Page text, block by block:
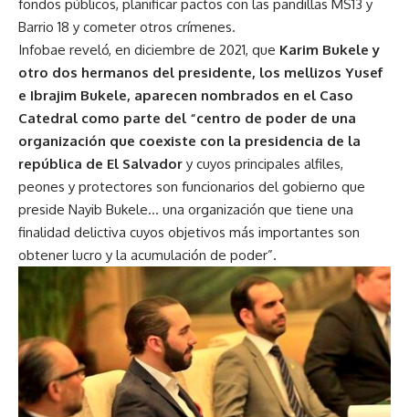
fondos públicos, planificar pactos con las pandillas MS13 y
Barrio 18 y cometer otros crímenes.
Infobae reveló, en diciembre de 2021, que Karim Bukele y
otro dos hermanos del presidente, los mellizos Yusef
e Ibrajim Bukele, aparecen nombrados en el Caso
Catedral como parte del “centro de poder de una
organización que coexiste con la presidencia de la
república de El Salvador y cuyos principales alfiles,
peones y protectores son funcionarios del gobierno que
preside Nayib Bukele… una organización que tiene una
finalidad delictiva cuyos objetivos más importantes son
obtener lucro y la acumulación de poder”.